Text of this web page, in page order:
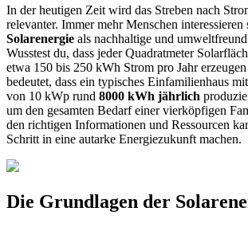
In der heutigen Zeit wird das Streben nach
relevanter. Immer mehr Menschen interessieren
Solarenergie als nachhaltige und
Wusstest du, dass jeder Quadratmeter
etwa 150 bis 250 kWh Strom pro Jahr
bedeutet, dass ein typisches Einfamilienhaus
von 10 kWp rund 8000 kWh jährlich
um den gesamten Bedarf einer vierköpfigen
den richtigen Informationen und Ressourcen
Schritt in eine autarke Energiezukunft machen.
Die Grundlagen der